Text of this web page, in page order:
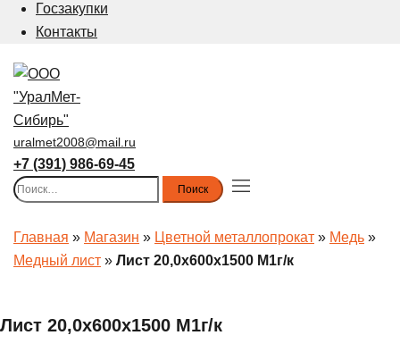
Госзакупки
Контакты
uralmet2008@mail.ru
+7 (391) 986-69-45
Найти:
Главная » Магазин » Цветной металлопрокат » Медь »
Медный лист » Лист 20,0х600х1500 М1г/к
Лист 20,0х600х1500 М1г/к